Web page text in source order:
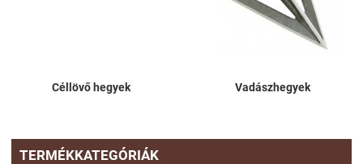
TERMÉKKATEGÓRIÁK
Céllövő hegyek Vadászhegyek